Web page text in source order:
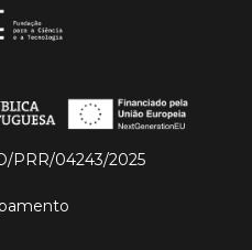
PRR/04243/2025